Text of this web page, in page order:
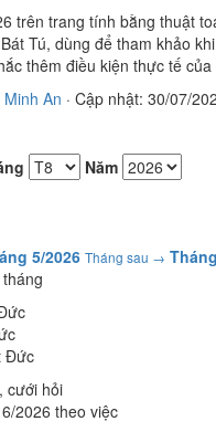
trên trang tính bằng thuật
Tú, dùng để tham khảo
thêm điều kiện thực tế
An · Cập nhật: 30/07/
Năm
5/2026 Tháng sau →
Đức
cưới hỏi
2026 theo việc